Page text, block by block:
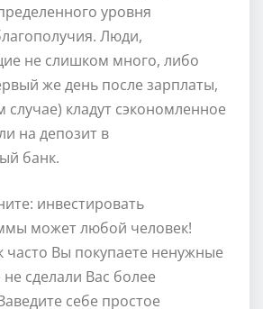
уровня
Люди,
не слишком много, либо
же день после зарплаты,
кладут сэкономленное
на депозит в
банк.
инвестировать
может любой человек!
часто Вы покупаете ненужные
сделали Вас более
себе простое